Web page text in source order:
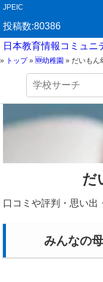
JPEIC
投稿数:80386
日本教育情報コミュニ
» トップ» 🆕幼稚園 » だいもん
検
だ
口コミや評判・思い出
みんなの